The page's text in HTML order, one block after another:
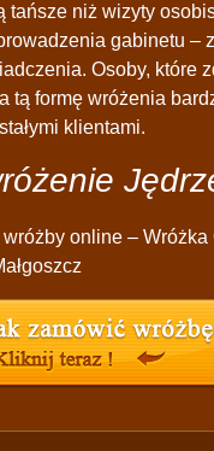
tańsze niż wizyty
gabinetu –
Osoby, które
tą formę wróżenia
klientami.
online – Wróżka